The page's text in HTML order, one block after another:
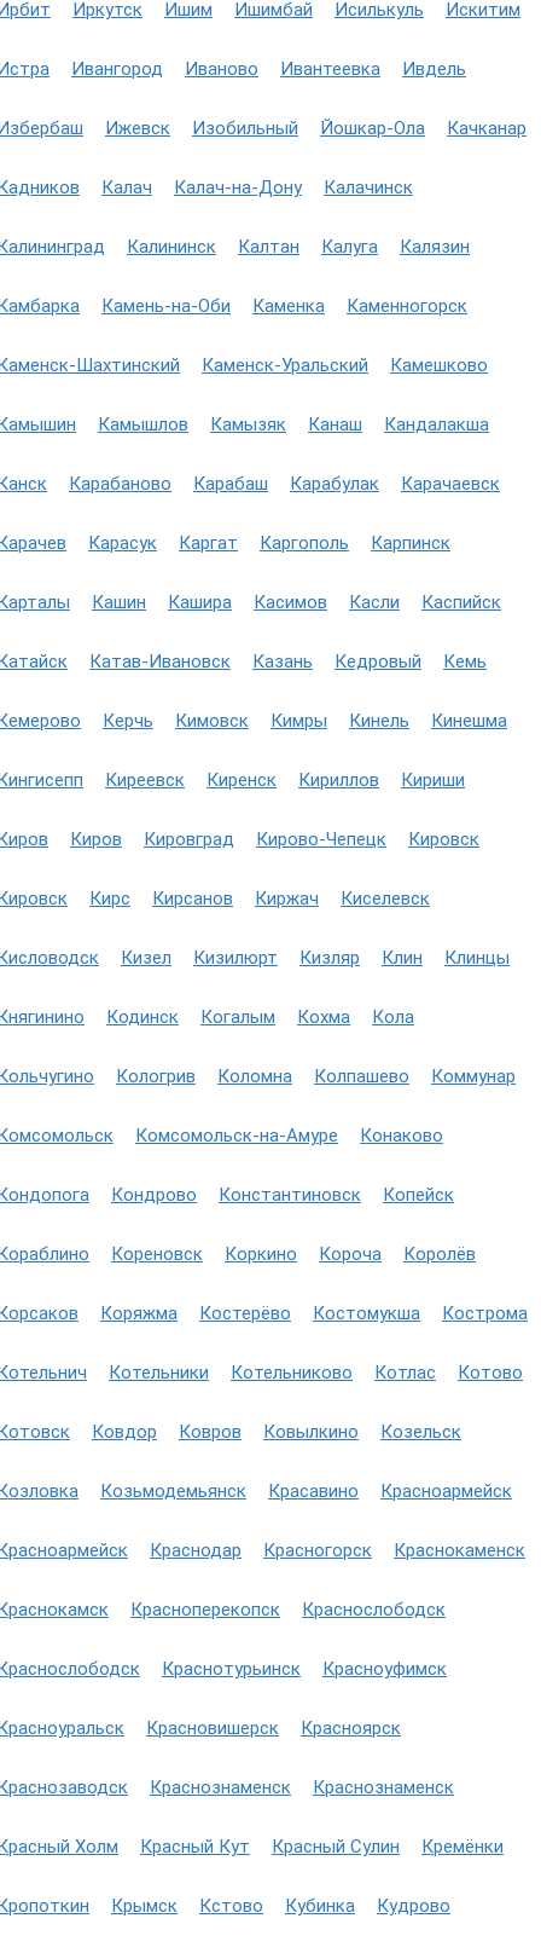
Иркутск Ишим Ишимбай Исилькуль Искитим
Ивангород Иваново Ивантеевка Ивдель
Ижевск Изобильный Йошкар-Ола Качканар
Калач Калач-на-Дону Калачинск
Калининск Калтан Калуга Калязин
Камень-на-Оби Каменка Каменногорск
Шахтинский Каменск-Уральский Камешково
Камышлов Камызяк Канаш Кандалакша
Карабаново Карабаш Карабулак Карачаевск
Карасук Каргат Каргополь Карпинск
Кашин Кашира Касимов Касли Каспийск
Катав-Ивановск Казань Кедровый Кемь
Керчь Кимовск Кимры Кинель Кинешма
Киреевск Киренск Кириллов Кириши
Киров Кировград Кирово-Чепецк Кировск
Кирс Кирсанов Киржач Киселевск
Кизел Кизилюрт Кизляр Клин Клинцы
Кодинск Когалым Кохма Кола
Кологрив Коломна Колпашево Коммунар
Комсомольск-на-Амуре Конаково
Кондрово Константиновск Копейск
Кореновск Коркино Короча Королёв
Коряжма Костерёво Костомукша Кострома
Котельники Котельниково Котлас Котово
Ковдор Ковров Ковылкино Козельск
Козьмодемьянск Красавино Красноармейск
Краснодар Красногорск Краснокаменск
Красноперекопск Краснослободск
Краснотурьинск Красноуфимск
Красновишерск Красноярск
Краснознаменск Краснознаменск
Холм Красный Кут Красный Сулин Кремёнки
Крымск Кстово Кубинка Кудрово